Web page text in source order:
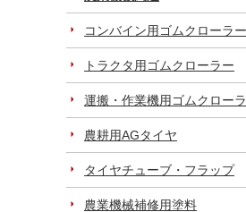
コンバイン用ゴムクローラー
トラクタ用ゴムクローラー
運搬・作業機用ゴムクロー
農耕用AGタイヤ
タイヤチューブ・フラップ
農業機械補修用塗料